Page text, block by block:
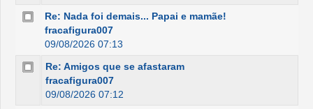
Re: Nada foi demais... Papai e mamãe!
fracafigura007
09/08/2026 07:13
Re: Amigos que se afastaram
fracafigura007
09/08/2026 07:12